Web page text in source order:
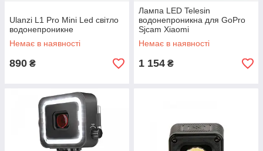
Ulanzi L1 Pro Mini Led світло
водонепроникне
Немає в наявності
890 ₴
Лампа LED Telesin
водонепроникна для GoPro
Sjcam Xiaomi
Немає в наявності
1 154 ₴